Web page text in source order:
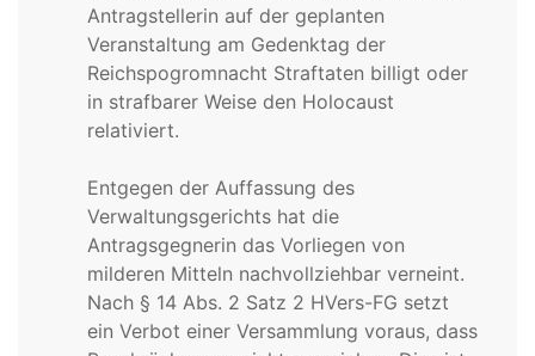
Antragstellerin auf der geplanten
Veranstaltung am Gedenktag der
Reichspogromnacht Straftaten billigt oder
in strafbarer Weise den Holocaust
relativiert.
Entgegen der Auffassung des
Verwaltungsgerichts hat die
Antragsgegnerin das Vorliegen von
milderen Mitteln nachvollziehbar verneint.
Nach § 14 Abs. 2 Satz 2 HVers-FG setzt
ein Verbot einer Versammlung voraus, dass